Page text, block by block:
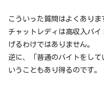
こういった質問はよくありま
チャットレディは高収入バ
げるわけではありません。
逆に、「普通のバイトをし
いうこともあり得るのです。